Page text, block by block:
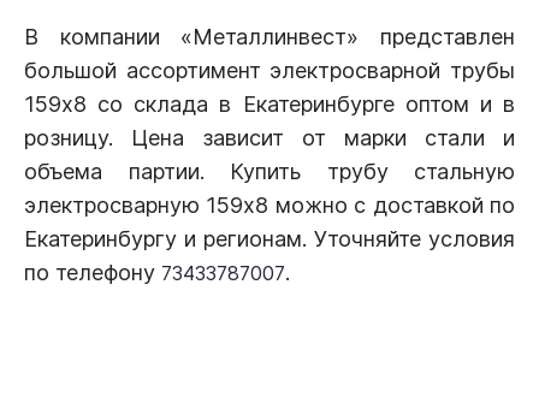
В компании «Металлинвест» представлен
большой ассортимент электросварной трубы
159х8 со склада в Екатеринбурге оптом и в
розницу. Цена зависит от марки стали и
объема партии. Купить трубу стальную
электросварную 159х8 можно с доставкой по
Екатеринбургу и регионам. Уточняйте условия
по телефону 73433787007.